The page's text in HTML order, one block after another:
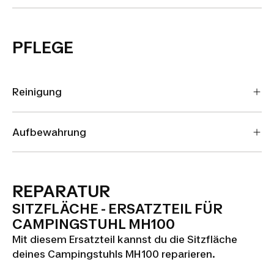
PFLEGE
Reinigung
Aufbewahrung
REPARATUR
SITZFLÄCHE - ERSATZTEIL FÜR
CAMPINGSTUHL MH100
Mit diesem Ersatzteil kannst du die Sitzfläche
deines Campingstuhls MH100 reparieren.